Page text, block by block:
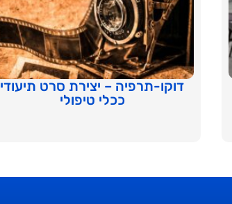
דוקו-תרפיה – יצירת סרט תיעודי
ככלי טיפולי